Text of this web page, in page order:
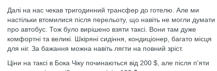
Далі на нас чекав тригодинний трансфер до готелю. Але ми
настільки втомилися після перельоту, що навіть не могли думати
про автобус. Тож було вирішено взяти таксі. Вони там дуже
комфортні та великі. Шкіряні сидіння, кондиціонер, багато місця
для ніг. За бажання можна навіть лягти на повний зріст.
Ціни на таксі в Бока Чіку починаються від 200 $, але після п'яти